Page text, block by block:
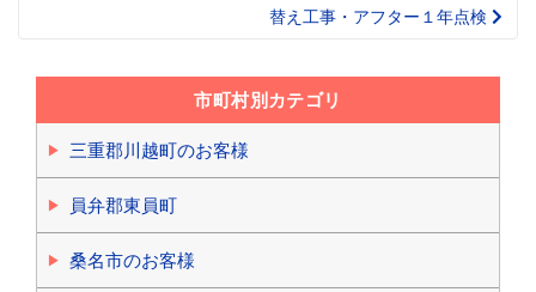
替え工事・アフター１年点検
市町村別カテゴリ
三重郡川越町のお客様
員弁郡東員町
桑名市のお客様